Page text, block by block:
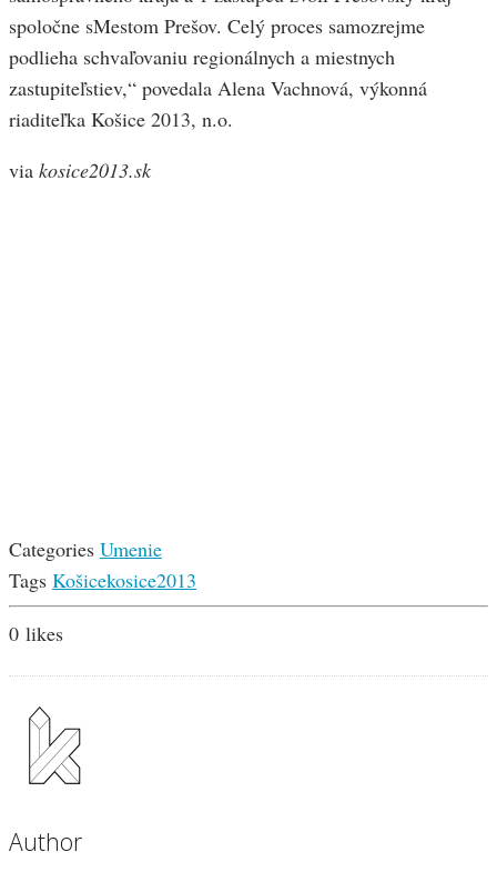
spoločne sMestom Prešov. Celý proces samozrejme
podlieha schvaľovaniu regionálnych a miestnych
zastupiteľstiev,“ povedala Alena Vachnová, výkonná
riaditeľka Košice 2013, n.o.
via kosice2013.sk
Categories Umenie
Tags Košicekosice2013
0 likes
Author